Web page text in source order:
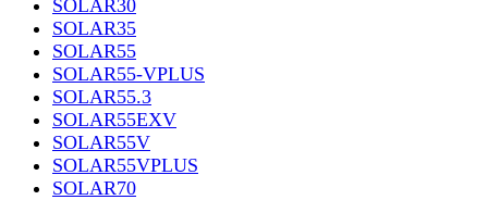
SOLAR30
SOLAR35
SOLAR55
SOLAR55-VPLUS
SOLAR55.3
SOLAR55EXV
SOLAR55V
SOLAR55VPLUS
SOLAR70